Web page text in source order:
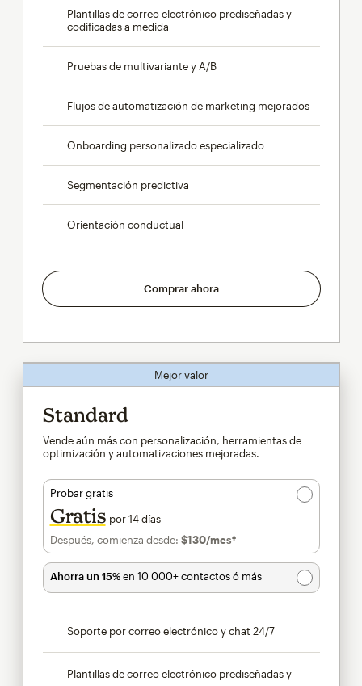
Plantillas de correo electrónico prediseñadas y
codificadas a medida
Pruebas de multivariante y A/B
Flujos de automatización de marketing mejorados
Onboarding personalizado especializado
Segmentación predictiva
Orientación conductual
Comprar ahora
Mejor valor
Standard
Vende aún más con personalización, herramientas de
optimización y automatizaciones mejoradas.
Probar gratis
Gratis por 14 días
Después, comienza desde: $130/mes†al mes†
Ahorra un 15%en 10 000+ contactos ó más
Soporte por correo electrónico y chat 24/7
Plantillas de correo electrónico prediseñadas y